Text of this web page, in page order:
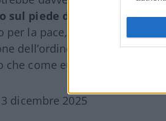
sul piede di guerra, non
per la pace, forse, potremo
dell’ordine mondiale.
che come europei ci
dicembre 2025